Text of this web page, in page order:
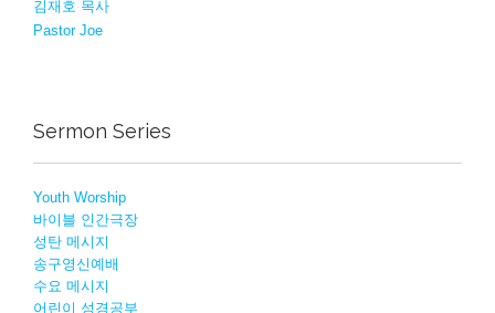
김재호 목사
Pastor Joe
Sermon Series
Youth Worship
바이블 인간극장
성탄 메시지
송구영신예배
수요 메시지
어린이 성경공부